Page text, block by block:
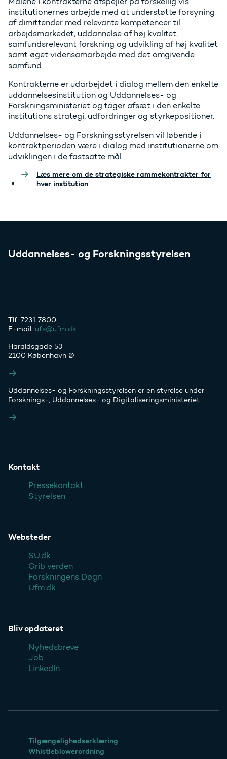
institutionernes arbejde med at understøtte forsyning
af dimittender med relevante kompetencer til
arbejdsmarkedet, uddannelse af høj kvalitet,
samfundsrelevant forskning og udvikling af høj kvalitet
samt øget vidensamarbejde med det omgivende
samfund.
Kontrakterne er udarbejdet i dialog mellem den enkelte
uddannelsesinstitution og Uddannelses- og
Forskningsministeriet og tager afsæt i den enkelte
institutions strategi, udfordringer og styrkepositioner.
Uddannelses- og Forskningsstyrelsen vil løbende i
kontraktperioden være i dialog med institutionerne om
udviklingen i de fastsatte mål.
Læs mere om de strategiske rammekontrakter for
hver institution
Uddannelses- og Forskningsstyrelsen
Tlf. 7231 7800
E-mail: ufs@ufm.dk
Haraldsgade 53
2100 København Ø
Uddannelses- og Forskningsstyrelsen er en styrelse under
Forsknings-, Uddannelses- og Digitaliseringsministeriet:
Kontakt
Pressekontakt
Styrelsen
Websteder
SU.dk
Grib verden
Forskningens Døgn
Ufm.dk
Bliv opdateret
Nyhedsbreve
Job
LinkedIn
Tilgængelighedserklæring
Whistleblowerordning